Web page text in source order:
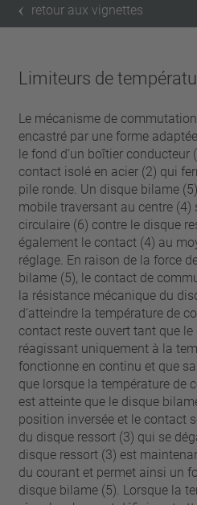
retour aux vignettes
Limiteurs de
Le mécanisme de
encastré par une forme
le fond d‘un boîtier conducteur
contact isolé en acier (2) qui
pile ronde. Un disque bilame
mobile traversant au centre (4)
circulaire (6) contre le disque
également le contact (4) au
réglage. En raison de la force
bilame (5), le contact de
la résistance mécanique du
d‘atteindre la température de
contact reste ouvert tant que
réagissant uniquement à la
fonctionne en continu et que sa
que lorsque la température de
est atteinte que le disque
position inversée et le contact
du disque ressort (3) qui se
disque ressort (3) est
du courant et permet ainsi un
disque bilame (5). Lorsque la